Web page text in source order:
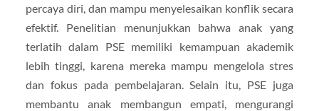
percaya diri, dan mampu menyelesaikan konflik secara
efektif. Penelitian menunjukkan bahwa anak yang
terlatih dalam PSE memiliki kemampuan akademik
lebih tinggi, karena mereka mampu mengelola stres
dan fokus pada pembelajaran. Selain itu, PSE juga
membantu anak membangun empati, mengurangi